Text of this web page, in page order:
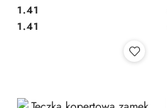
Cena:
1.41
Cena:
1.41